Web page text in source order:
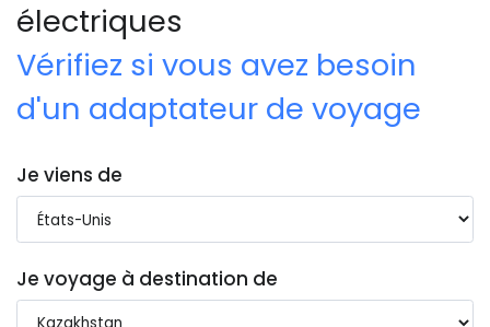
électriques
Vérifiez si vous avez besoin
d'un adaptateur de voyage
Je viens de
Je voyage à destination de